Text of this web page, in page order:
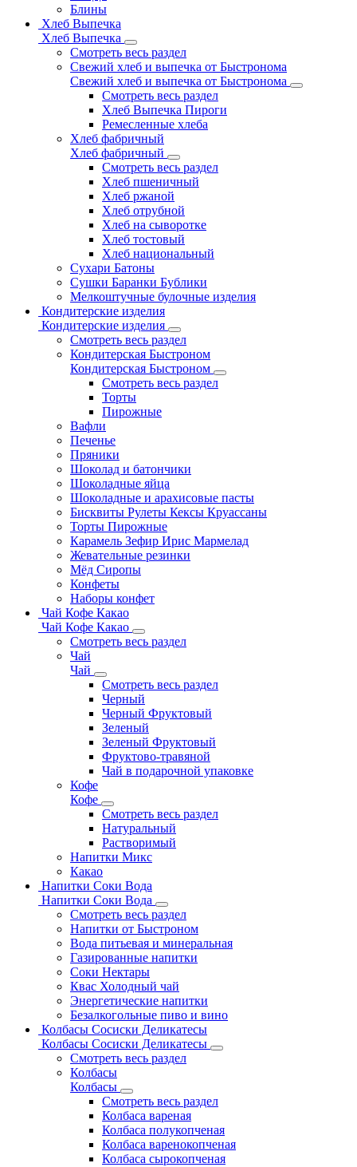
Блины
Хлеб Выпечка
Хлеб Выпечка
Смотреть весь раздел
Свежий хлеб и выпечка от Быстронома
Свежий хлеб и выпечка от Быстронома
Смотреть весь раздел
Хлеб Выпечка Пироги
Ремесленные хлеба
Хлеб фабричный
Хлеб фабричный
Смотреть весь раздел
Хлеб пшеничный
Хлеб ржаной
Хлеб отрубной
Хлеб на сыворотке
Хлеб тостовый
Хлеб национальный
Сухари Батоны
Сушки Баранки Бублики
Мелкоштучные булочные изделия
Кондитерские изделия
Кондитерские изделия
Смотреть весь раздел
Кондитерская Быстроном
Кондитерская Быстроном
Смотреть весь раздел
Торты
Пирожные
Вафли
Печенье
Пряники
Шоколад и батончики
Шоколадные яйца
Шоколадные и арахисовые пасты
Бисквиты Рулеты Кексы Круассаны
Торты Пирожные
Карамель Зефир Ирис Мармелад
Жевательные резинки
Мёд Сиропы
Конфеты
Наборы конфет
Чай Кофе Какао
Чай Кофе Какао
Смотреть весь раздел
Чай
Чай
Смотреть весь раздел
Черный
Черный Фруктовый
Зеленый
Зеленый Фруктовый
Фруктово-травяной
Чай в подарочной упаковке
Кофе
Кофе
Смотреть весь раздел
Натуральный
Растворимый
Напитки Микс
Какао
Напитки Соки Вода
Напитки Соки Вода
Смотреть весь раздел
Напитки от Быстроном
Вода питьевая и минеральная
Газированные напитки
Соки Нектары
Квас Холодный чай
Энергетические напитки
Безалкогольные пиво и вино
Колбасы Сосиски Деликатесы
Колбасы Сосиски Деликатесы
Смотреть весь раздел
Колбасы
Колбасы
Смотреть весь раздел
Колбаса вареная
Колбаса полукопченая
Колбаса варенокопченая
Колбаса сырокопченая